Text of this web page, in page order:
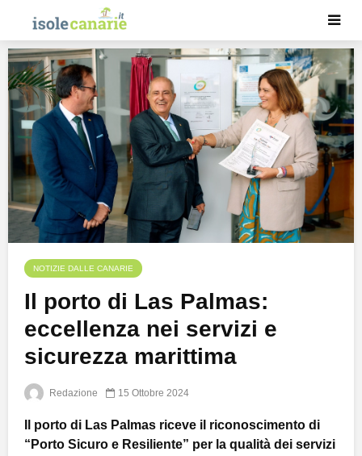
NOTIZIE DALLE CANARIE
Il porto di Las Palmas:
eccellenza nei servizi e
sicurezza marittima
Redazione 15 Ottobre 2024
Il porto di Las Palmas riceve il riconoscimento di
“Porto Sicuro e Resiliente” per la qualità dei servizi